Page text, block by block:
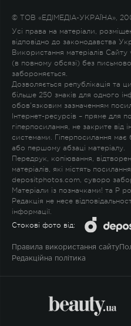
© ТОВ «ЕДІМЕДІА-УКРАЇНА»,
Усі права на матеріали,
відповідно до законодавства
Використання матеріалів Сайту
(в повному обсязі) без
забороняється.
Дозволяється републікація та
більше 250 знаків для одного
обов'язковим зазначенням
Інтернет-ресурсів – пряме для
гіперпосилання, не закрите від
системами. Гіперпосилання має
або першому абзаці матеріалу.
Передрук, копіювання,
матеріалів, які містять
depositphotos.com, суворо
Матеріали із позначками! та P
Редакція не несе
інформації.
Стокові фото від:
Правила використання сайту
Редакційна політика